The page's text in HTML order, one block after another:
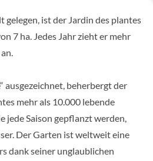
gelegen, ist der Jardin des plantes
7 ha. Jedes Jahr zieht er mehr
ausgezeichnet, beherbergt der
mehr als 10.000 lebende
jede Saison gepflanzt werden,
Der Garten ist weltweit eine
dank seiner unglaublichen